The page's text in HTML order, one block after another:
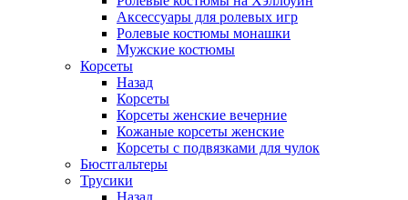
Аксессуары для ролевых игр
Ролевые костюмы монашки
Мужские костюмы
Корсеты
Назад
Корсеты
Корсеты женские вечерние
Кожаные корсеты женские
Корсеты с подвязками для чулок
Бюстгальтеры
Трусики
Назад